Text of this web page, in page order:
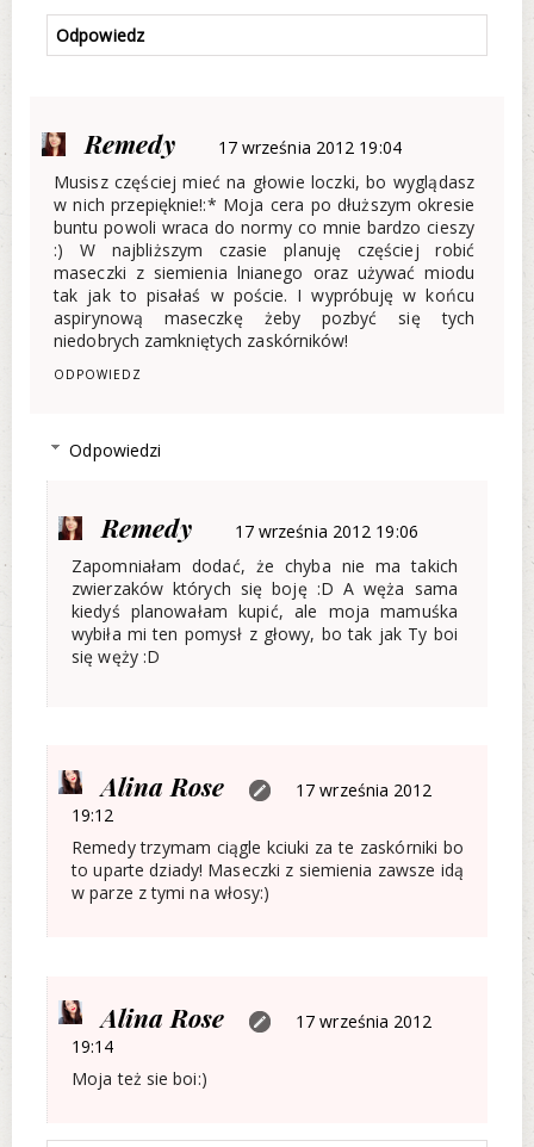
Odpowiedz
Remedy
17 września 2012 19:04
Musisz częściej mieć na głowie loczki, bo wyglądasz
w nich przepięknie!:* Moja cera po dłuższym okresie
buntu powoli wraca do normy co mnie bardzo cieszy
:) W najbliższym czasie planuję częściej robić
maseczki z siemienia lnianego oraz używać miodu
tak jak to pisałaś w poście. I wypróbuję w końcu
aspirynową maseczkę żeby pozbyć się tych
niedobrych zamkniętych zaskórników!
ODPOWIEDZ
Odpowiedzi
Remedy
17 września 2012 19:06
Zapomniałam dodać, że chyba nie ma takich
zwierzaków których się boję :D A węża sama
kiedyś planowałam kupić, ale moja mamuśka
wybiła mi ten pomysł z głowy, bo tak jak Ty boi
się węży :D
Alina Rose
17 września 2012
19:12
Remedy trzymam ciągle kciuki za te zaskórniki bo
to uparte dziady! Maseczki z siemienia zawsze idą
w parze z tymi na włosy:)
Alina Rose
17 września 2012
19:14
Moja też sie boi:)